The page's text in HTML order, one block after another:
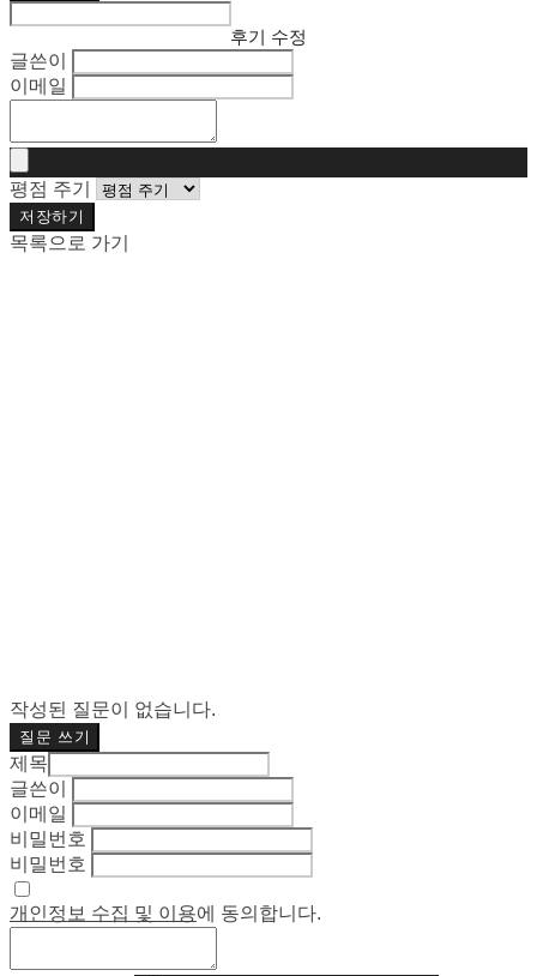
후기 수정
글쓴이
이메일
평점 주기
저장하기
목록으로 가기
작성된 질문이 없습니다.
질문 쓰기
제목
글쓴이
이메일
비밀번호
비밀번호
개인정보 수집 및 이용에 동의합니다.